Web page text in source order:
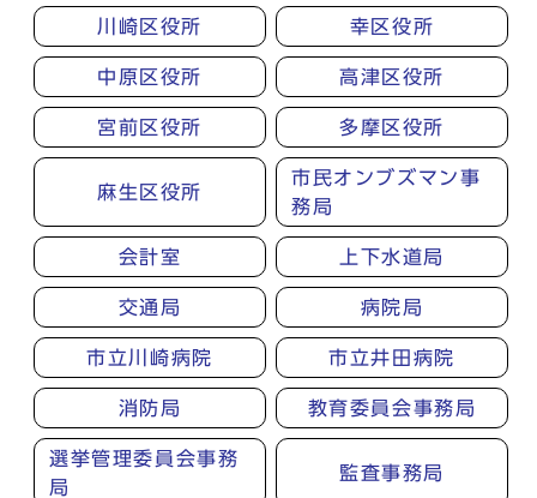
川崎区役所 幸区役所
中原区役所 高津区役所
宮前区役所 多摩区役所
麻生区役所
市民オンブズマン事
務局
会計室 上下水道局
交通局 病院局
市立川崎病院 市立井田病院
消防局 教育委員会事務局
選挙管理委員会事務
局
監査事務局